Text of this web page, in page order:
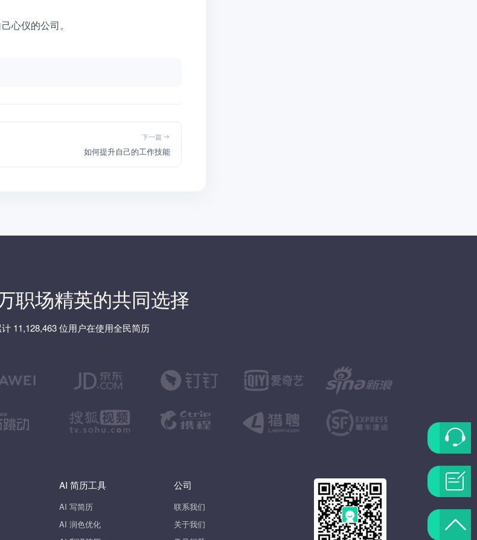
心仪的公司。
下一篇
如何提升自己的工作技能
职场精英的共同选择
计 11,128,463 位用户在使用全民简历
AI 简历工具
AI 写简历
AI 润色优化
公司
联系我们
关于我们
联
系
客
服
题
返